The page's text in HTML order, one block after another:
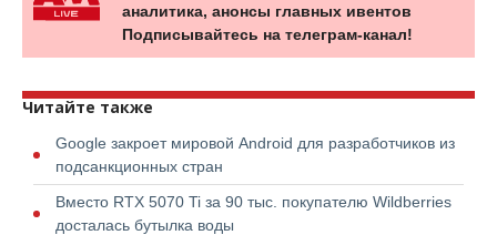
аналитика, анонсы главных ивентов
Подписывайтесь на телеграм-канал!
Читайте также
Google закроет мировой Android для разработчиков из
подсанкционных стран
Вместо RTX 5070 Ti за 90 тыс. покупателю Wildberries
досталась бутылка воды